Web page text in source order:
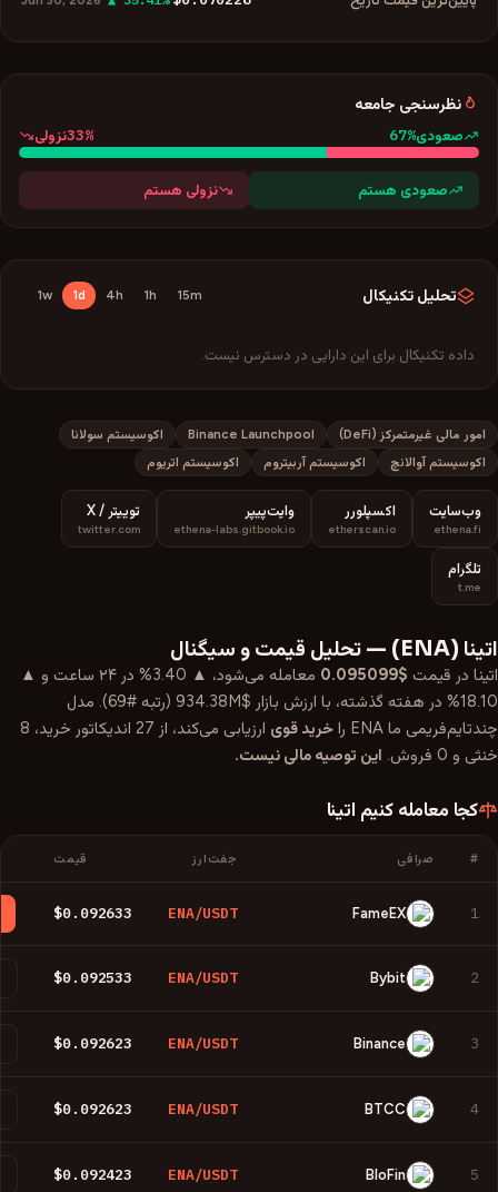
نظرسنجی جامعه
صعودی 67%
33% نزولی
صعودی هستم نزولی هستم
تحلیل تکنیکال 15m
1h
4h
1d
1w
داده تکنیکال برای این دارایی در دسترس نیست.
امور مالی غیرمتمرکز (DeFi) Binance Launchpool
اکوسیستم سولانا
اکوسیستم آوالانچ
اکوسیستم آربیتروم اکوسیستم اتریوم
وب‌سایت
ethena.fi
اکسپلورر
etherscan.io
وایت‌پیپر
ethena-labs.gitbook.io
توییتر / X
twitter.com
تلگرام
t.me
اتینا (
ENA
) — تحلیل قیمت و سیگنال
اتینا در قیمت $0.095099 معامله می‌شود، ▲ 3.40% در ۲۴ ساعت و
▲
18.10%
در هفته گذشته، با ارزش بازار $934.38M (رتبه #69). مدل
چندتایم‌فریمی ما ENA را خرید قوی ارزیابی می‌کند، از 27 اندیکاتور خرید، 8
خنثی و 0 فروش. این توصیه مالی نیست.
کجا معامله کنیم اتینا
# صرافی جفت‌ارز قیمت
1
FameEX
ENA/USDT
$0.092633
2
Bybit
ENA/USDT
$0.092533
3
Binance
ENA/USDT
$0.092623
4
BTCC
ENA/USDT
$0.092623
5
BloFin
ENA/USDT
$0.092423